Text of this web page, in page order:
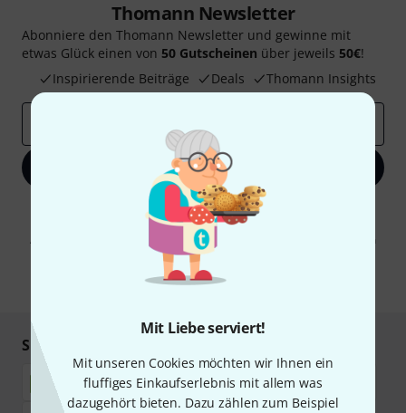
Mit Liebe serviert!
Mit unseren Cookies möchten wir Ihnen ein
fluffiges Einkaufserlebnis mit allem was
dazugehört bieten. Dazu zählen zum Beispiel
Thomann Newsletter
Abonniere den Thomann Newsletter und gewinne mit
etwas Glück einen von 50 Gutscheinen über jeweils 50€!
Inspirierende Beiträge
Deals Thomann Insights
Jetzt anmelden
Mit Klick auf „Jetzt anmelden“ stimmen Sie dem Erhalt von E-Mail-
Werbung und einer Messung des E-Mail-Nutzungsverhaltens zu. Die
Abmeldung ist jederzeit möglich. Weitere Informationen finden Sie in
unserenDatenschutzhinweisen
* Pflichtfeld
Sicher einkaufen & bezahlen